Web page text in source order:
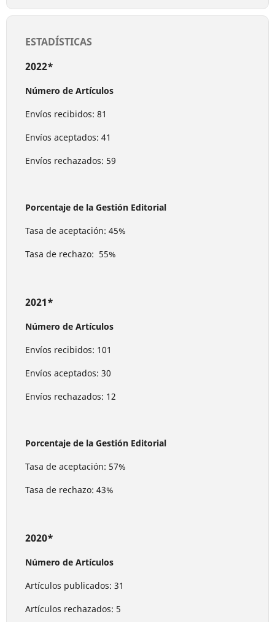
ESTADÍSTICAS
2022*
Número de Artículos
Envíos recibidos: 81
Envíos aceptados: 41
Envíos rechazados: 59
Porcentaje de la Gestión Editorial
Tasa de aceptación: 45%
Tasa de rechazo: 55%
2021*
Número de Artículos
Envíos recibidos: 101
Envíos aceptados: 30
Envíos rechazados: 12
Porcentaje de la Gestión Editorial
Tasa de aceptación: 57%
Tasa de rechazo: 43%
2020*
Número de Artículos
Artículos publicados: 31
Artículos rechazados: 5